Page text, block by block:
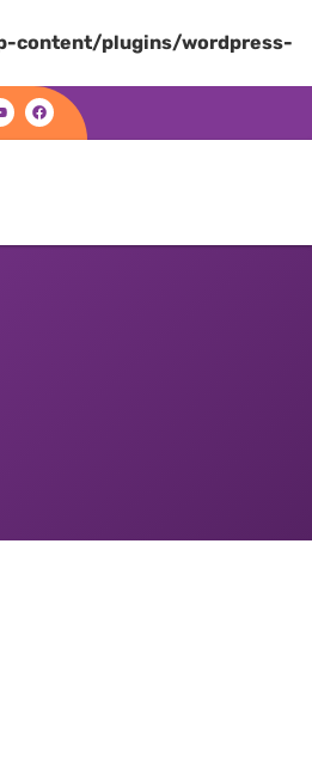
content/plugins/wordpress-